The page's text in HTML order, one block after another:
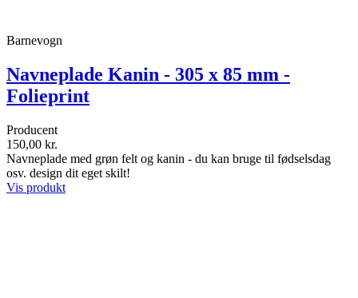
Barnevogn
Navneplade Kanin - 305 x 85 mm -
Folieprint
Producent
150,00 kr.
Navneplade med grøn felt og kanin - du kan bruge til fødselsdag
osv. design dit eget skilt!
Vis produkt